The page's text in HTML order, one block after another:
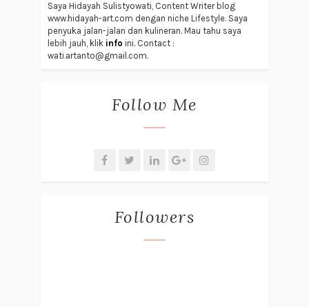
Saya Hidayah Sulistyowati, Content Writer blog
www.hidayah-art.com dengan niche Lifestyle. Saya
penyuka jalan-jalan dan kulineran. Mau tahu saya
lebih jauh, klik info ini. Contact :
wati.artanto@gmail.com.
Follow Me
Followers